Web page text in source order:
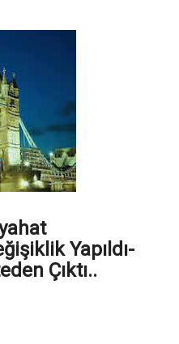
Yapıldı-
Çıktı..